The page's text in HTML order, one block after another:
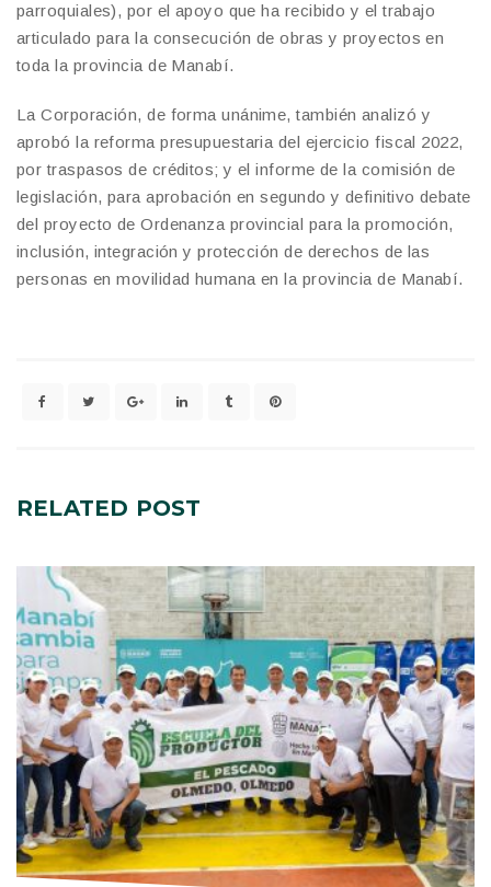
parroquiales), por el apoyo que ha recibido y el trabajo
articulado para la consecución de obras y proyectos en
toda la provincia de Manabí.
La Corporación, de forma unánime, también analizó y
aprobó la reforma presupuestaria del ejercicio fiscal 2022,
por traspasos de créditos; y el informe de la comisión de
legislación, para aprobación en segundo y definitivo debate
del proyecto de Ordenanza provincial para la promoción,
inclusión, integración y protección de derechos de las
personas en movilidad humana en la provincia de Manabí.
RELATED POST